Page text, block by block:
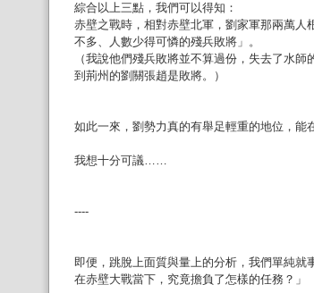
綜合以上三點，我們可以得知：
赤壁之戰時，相對赤壁北軍，劉家軍那兩萬人
不多、人數少得可憐的殘兵敗將」。
（我說他們殘兵敗將並不算過份，失去了水
到荊州的劉關張趙是敗將。）
如此一來，劉勢力真的有舉足輕重的地位，能
我想十分可議……
----
即便，跳脫上面質與量上的分析，我們單純就
在赤壁大戰當下，究竟擔負了怎樣的任務？」